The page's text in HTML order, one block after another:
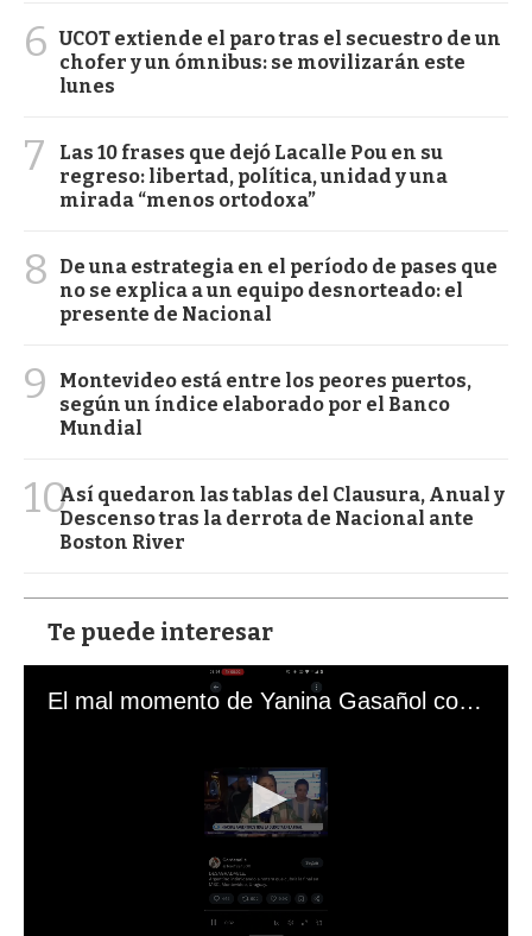
6 UCOT extiende el paro tras el secuestro de un
chofer y un ómnibus: se movilizarán este
lunes
7
Las 10 frases que dejó Lacalle Pou en su
regreso: libertad, política, unidad y una
mirada “menos ortodoxa”
8
De una estrategia en el período de pases que
no se explica a un equipo desnorteado: el
presente de Nacional
9
Montevideo está entre los peores puertos,
según un índice elaborado por el Banco
Mundial
10Así quedaron las tablas del Clausura, Anual y
Descenso tras la derrota de Nacional ante
Boston River
Te puede interesar
El mal momento de Yanina Gasañol con un hincha argentino en "Subrayado"